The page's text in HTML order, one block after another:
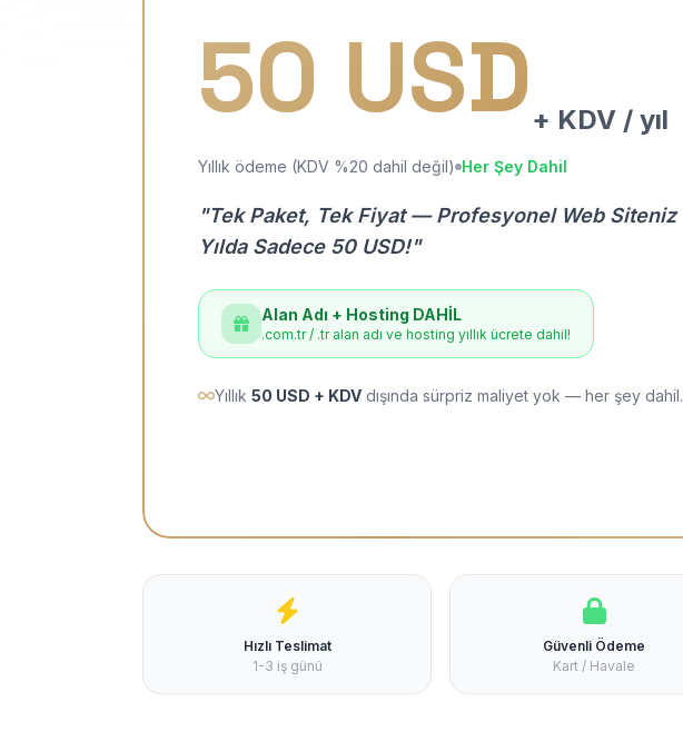
50 USD + KDV / yıl
Yıllık ödeme (KDV %20 dahil değil) Her Şey Dahil
"Tek Paket, Tek Fiyat — Profesyonel Web Siteniz
Yılda Sadece 50 USD!"
Alan Adı + Hosting DAHİL
.com.tr / .tr alan adı ve hosting yıllık ücrete dahil!
Yıllık 50 USD + KDV dışında sürpriz maliyet yok — her şey dahil.
Hızlı Teslimat
1-3 iş günü
Güvenli Ödeme
Kart / Havale